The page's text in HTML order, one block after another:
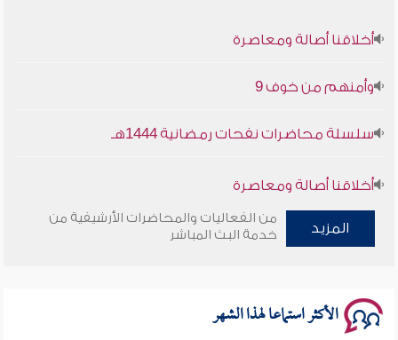
أخلاقنا أصالة ومعاصرة
وأمنهم من خوف 9
سلسلة محاضرات نفحات رمضانية 1444هـ
أخلاقنا أصالة ومعاصرة
وأمنهم من خوف 9
المزيد
من الفعاليات والمحاضرات الأرشيفية من
خدمة البث المباشر
الأكثر استماعا لهذا الشهر